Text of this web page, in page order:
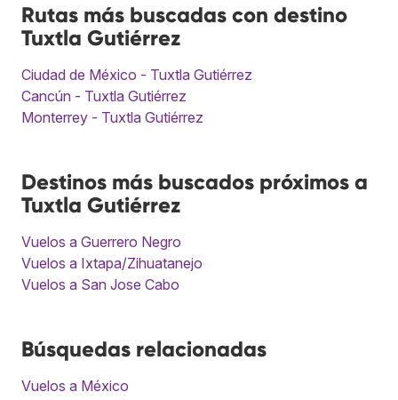
Rutas más buscadas con destino
Tuxtla Gutiérrez
Ciudad de México - Tuxtla Gutiérrez
Cancún - Tuxtla Gutiérrez
Monterrey - Tuxtla Gutiérrez
Destinos más buscados próximos a
Tuxtla Gutiérrez
Vuelos a Guerrero Negro
Vuelos a Ixtapa/Zihuatanejo
Vuelos a San Jose Cabo
Búsquedas relacionadas
Vuelos a México